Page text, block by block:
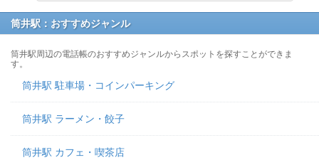
筒井駅：おすすめジャンル
筒井駅周辺の電話帳のおすすめジャンルからスポットを探すことができま
す。
筒井駅 駐車場・コインパーキング
筒井駅 ラーメン・餃子
筒井駅 カフェ・喫茶店